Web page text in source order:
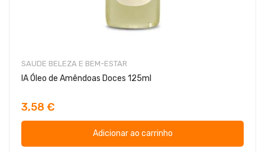
SAUDE BELEZA E BEM-ESTAR
IA Óleo de Amêndoas Doces 125ml
3,58 €
Adicionar ao carrinho